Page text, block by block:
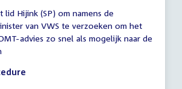
lid Hijink (SP) om namens de
van VWS te verzoeken om het
advies zo snel als mogelijk naar de